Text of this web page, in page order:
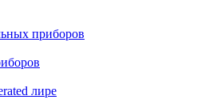
приборов
лире